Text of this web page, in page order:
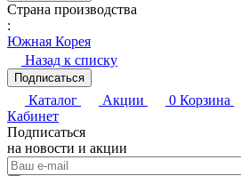
Страна производства
:
Южная Корея
Назад к списку
Подписаться
Каталог Акции 0 Корзина
Кабинет
Подписаться
на новости и акции